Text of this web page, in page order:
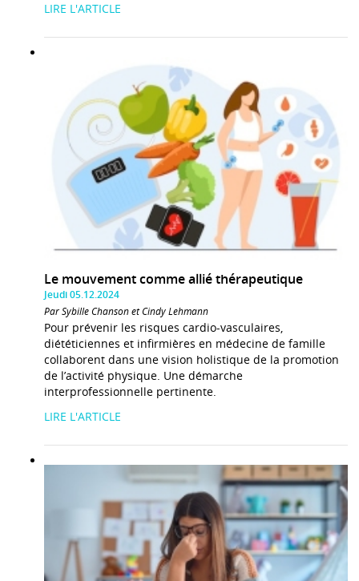
LIRE L'ARTICLE
Le mouvement comme allié thérapeutique
Jeudi 05.12.2024
Par Sybille Chanson et Cindy Lehmann
Pour prévenir les risques cardio-vasculaires,
diététiciennes et infirmières en médecine de famille
collaborent dans une vision holistique de la promotion
de l’activité physique. Une démarche
interprofessionnelle pertinente.
LIRE L'ARTICLE